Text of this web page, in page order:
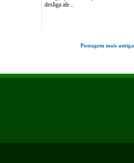
desliga ale...
Postagem mais antiga